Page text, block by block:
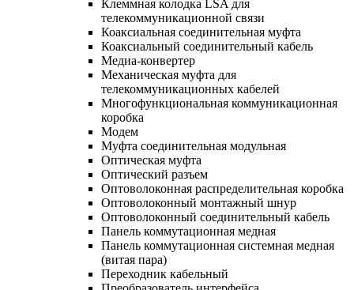
Клеммная колодка LSA для
телекоммуникационной связи
Коаксиальная соединительная муфта
Коаксиальный соединительный кабель
Медиа-конвертер
Механическая муфта для
телекоммуникационных кабелей
Многофункциональная коммуникационная
коробка
Модем
Муфта соединительная модульная
Оптическая муфта
Оптический разъем
Оптоволоконная распределительная коробка
Оптоволоконный монтажный шнур
Оптоволоконный соединительный кабель
Панель коммутационная медная
Панель коммутационная системная медная
(витая пара)
Переходник кабельный